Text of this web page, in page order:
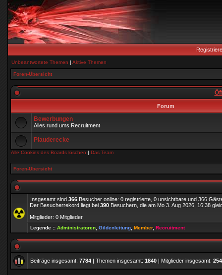
Unbeantwortete Themen | Aktive Themen
Foren-Übersicht
Forum
Bewerbungen
Alles rund ums Recruitment
Plauderecke
Alle Cookies des Boards löschen | Das Team
Foren-Übersicht
Insgesamt sind 366 Besucher online: 0 registrierte, 0 unsichtbare und 366
Der Besucherrekord liegt bei 390 Besuchern, die am Mo 3. Aug 2026, 16:38
Mitglieder: 0 Mitglieder
Legende :: Administratoren Gildenleitung Member, Recruitment
Beiträge insgesamt: 7784 | Themen insgesamt: 1840 | Mitglieder insgesamt: